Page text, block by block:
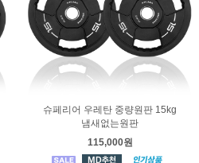
슈페리어 우레탄 중량원판 15kg
냄새없는원판
115,000원